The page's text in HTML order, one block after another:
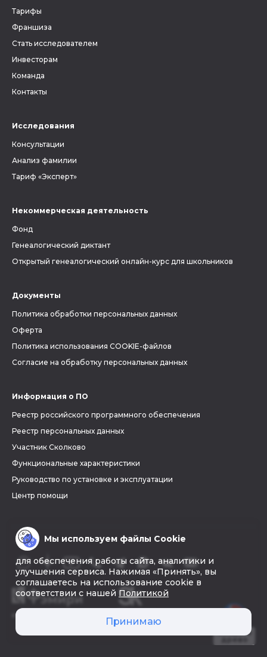
Тарифы
Франшиза
Стать исследователем
Инвесторам
Команда
Контакты
Исследования
Консультации
Анализ фамилии
Тариф «Эксперт»
Некоммерческая деятельность
Фонд
Генеалогический диктант
Открытый генеалогический онлайн-курс для школьников
Документы
Политика обработки персональных данных
Оферта
Политика использования COOKIE-файлов
Согласие на обработку персональных данных
Информация о ПО
Реестр российского программного обеспечения
Реестр персональных данных
Участник Сколково
Функциональные характеристики
Руководство по установке и эксплуатации
Центр помощи
© 2026 «Фэмири»
Мы используем файлы Cookie
для обеспечения работы сайта, аналитики и
улучшения сервиса. Нажимая «Принять», вы
соглашаетесь на использование cookie в
соответствии с нашей Политикой
Принимаю
Создать